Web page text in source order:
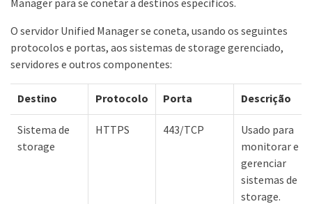
O servidor Unified Manager se coneta, usando os seguintes
protocolos e portas, aos sistemas de storage gerenciado,
servidores e outros componentes:
Destino Protocolo Porta Descrição
Sistema de
storage
HTTPS 443/TCP
Usado para
monitorar e
gerenciar
sistemas de
storage.